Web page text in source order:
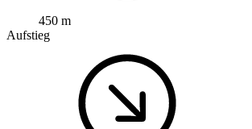
450 m
Aufstieg